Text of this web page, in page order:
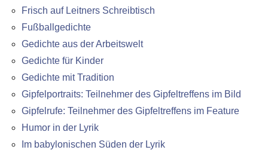
Frisch auf Leitners Schreibtisch
Fußballgedichte
Gedichte aus der Arbeitswelt
Gedichte für Kinder
Gedichte mit Tradition
Gipfelportraits: Teilnehmer des Gipfeltreffens im Bild
Gipfelrufe: Teilnehmer des Gipfeltreffens im Feature
Humor in der Lyrik
Im babylonischen Süden der Lyrik